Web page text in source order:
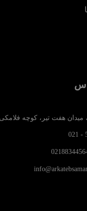
هفت تیر، کوچه فلامکی، پلاک